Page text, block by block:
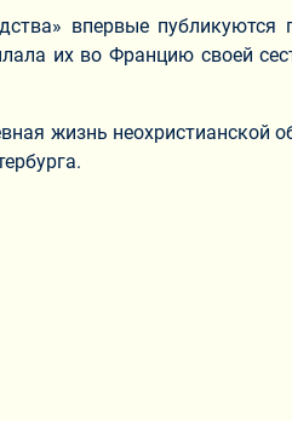
впервые
их во Францию своей
жизнь